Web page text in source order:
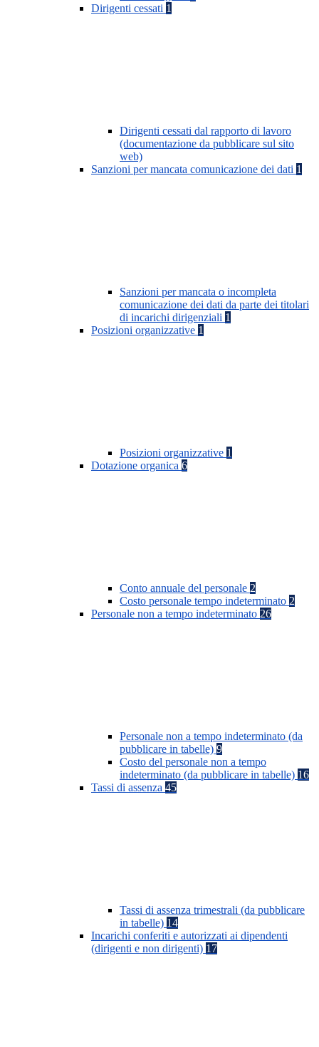
Dirigenti cessati 1
Dirigenti cessati dal rapporto di lavoro
(documentazione da pubblicare sul sito
web)
Sanzioni per mancata comunicazione dei dati 1
Sanzioni per mancata o incompleta
comunicazione dei dati da parte dei titolari
di incarichi dirigenziali 1
Posizioni organizzative 1
Posizioni organizzative 1
Dotazione organica 6
Conto annuale del personale 2
Costo personale tempo indeterminato 2
Personale non a tempo indeterminato 26
Personale non a tempo indeterminato (da
pubblicare in tabelle) 9
Costo del personale non a tempo
indeterminato (da pubblicare in tabelle) 16
Tassi di assenza 45
Tassi di assenza trimestrali (da pubblicare
in tabelle) 14
Incarichi conferiti e autorizzati ai dipendenti
(dirigenti e non dirigenti) 17